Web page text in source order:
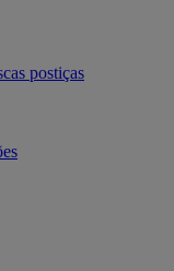
postiças